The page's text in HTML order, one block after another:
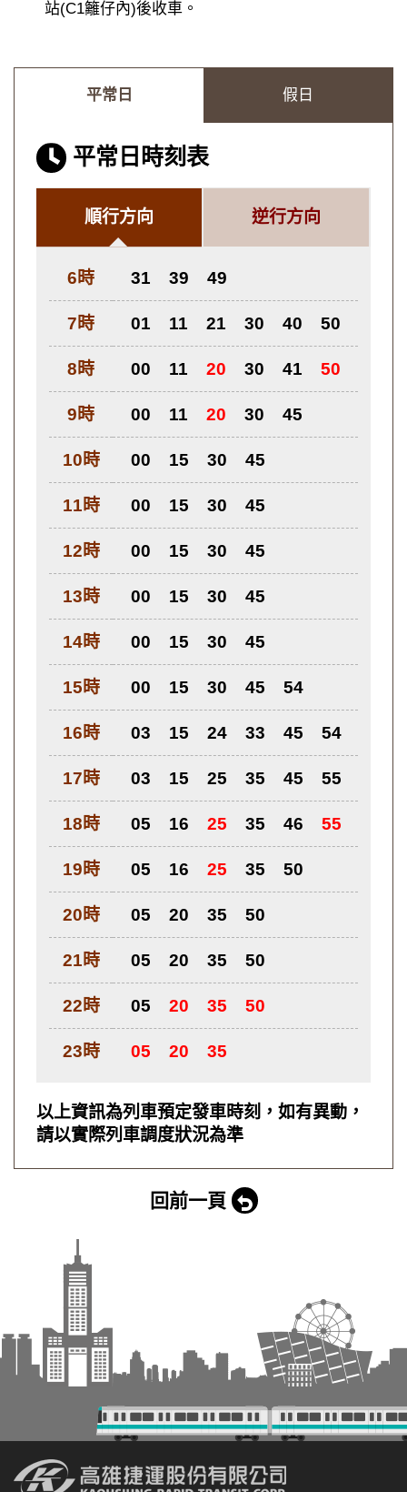
站(C1籬仔內)後收車。
平常日 假日
平常日時刻表
順行方向 逆行方向
6時 31 39 49
7時 01 11 21 30 40 50
8時 00 11 20 30 41 50
9時 00 11 20 30 45
10時 00 15 30 45
11時 00 15 30 45
12時 00 15 30 45
13時 00 15 30 45
14時 00 15 30 45
15時 00 15 30 45 54
16時 03 15 24 33 45 54
17時 03 15 25 35 45 55
18時 05 16 25 35 46 55
19時 05 16 25 35 50
20時 05 20 35 50
21時 05 20 35 50
22時 05 20 35 50
23時 05 20 35
以上資訊為列車預定發車時刻，如有異動，
請以實際列車調度狀況為準
回前一頁